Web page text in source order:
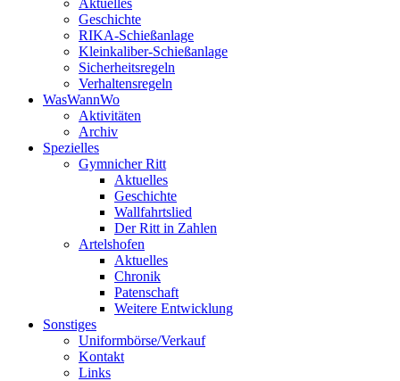
Geschichte
RIKA-Schießanlage
Kleinkaliber-Schießanlage
Sicherheitsregeln
Verhaltensregeln
WasWannWo
Aktivitäten
Archiv
Spezielles
Gymnicher Ritt
Aktuelles
Geschichte
Wallfahrtslied
Der Ritt in Zahlen
Artelshofen
Aktuelles
Chronik
Patenschaft
Weitere Entwicklung
Sonstiges
Uniformbörse/Verkauf
Kontakt
Links